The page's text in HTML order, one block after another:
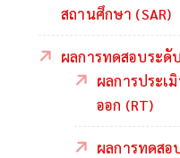
สถานศึกษา (SAR)
ผลการทดสอบระดั
ผลการประเ
ออก (RT)
ผลการทดสอ